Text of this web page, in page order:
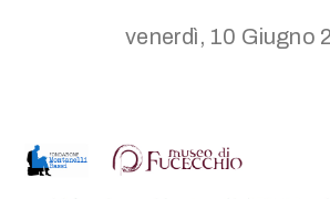
venerdì, 10 Giugno